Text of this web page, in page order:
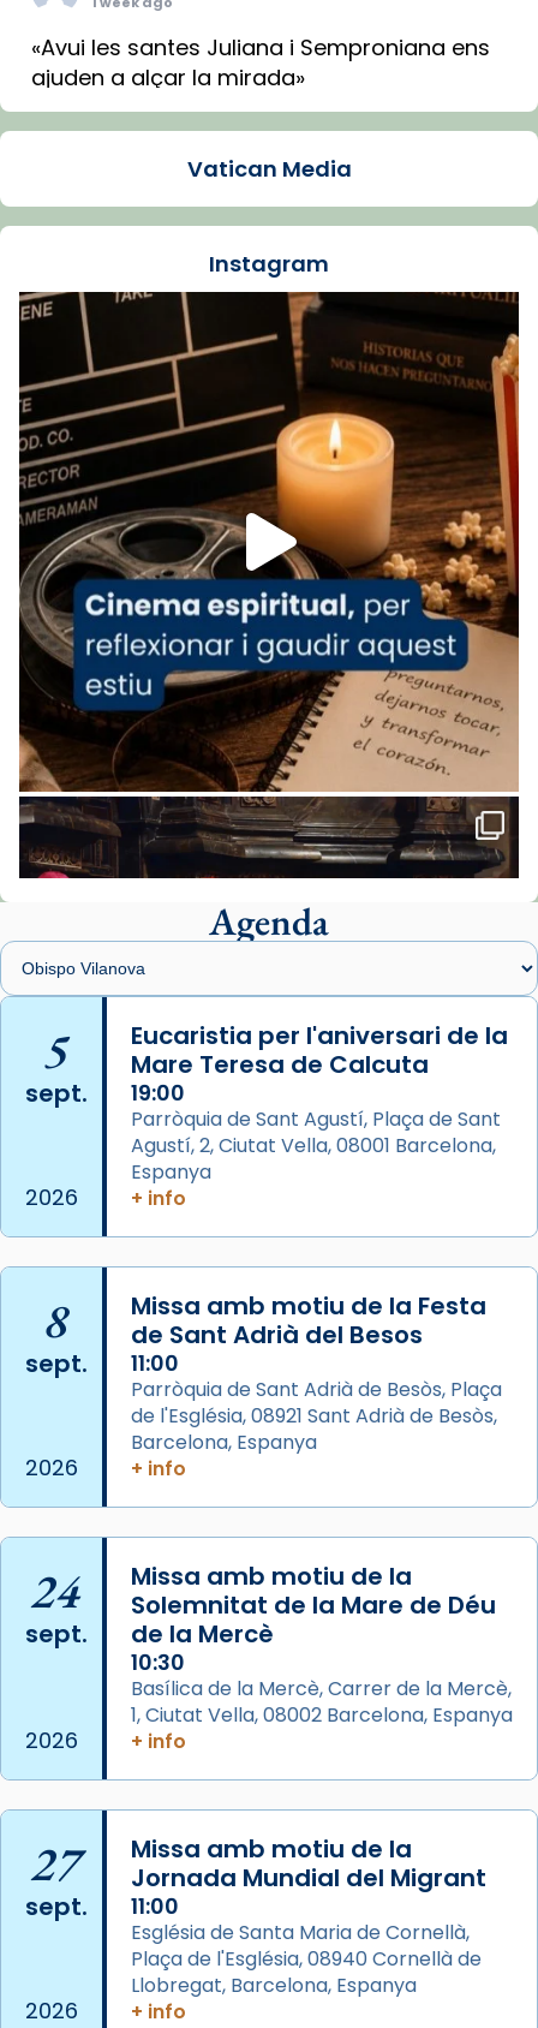
«Avui les santes Juliana i Semproniana ens
ajuden a alçar la mirada»
Mons. Sergi Gordo, bisbe de Tortosa, ha
Santes de Mataró.
🔗tinyurl.com/cvu5jmbk
Foto
View on Facebook Share
Arquebisbat de Barcelonais at Catedral
de Barcelona.
1 week ago
Aquest dilluns, 27 de juliol, ha tingut lloc la
missa d’acció de gràcies en agraïment al
comitè organitzador de la visita apostòlica
del Sant Pare Lleó XIV a Barcelona, i als
col·laboradors, a la Catedral de Barcelona.
L’arquebisbe de Barcelona, el cardenal Joan
Josep Omella, ha presidit la missa i l’ha
concelebrat el bisbe auxiliar de Barcelona,
Mons. David Abadías.
📸 Dr. G. Simón
Foto
View on Facebook Share
Arquebisbat de Barcelona
1 week ago
Memòria de les santes Juliana i
Semproniana, verges i màrtirs.
Acompanyant la història de sant Cugat, a
partir de l’Edat Mitjana sorgeix la tradició
que les santes Juliana (“relatiu a Júlia”) i
Semproniana (“relatiu a Semprònia =
eterna”) són deixebles seves. I l’any 1667, el
frare Joan Gaspar Roig, afirma en una obra
que les santes són filles de l’antiga Iluro.
Mataró en reivindicarà les relíq
Ver más
View on Facebook Share
Arquebisbat de Barcelona
2 weeks ago
Jaume, fill de Zebedeu, és juntament amb el
seu germà Joan i Pere un dels que
acompanyava més de prop Jesús.
Segons el llibre dels Fets (12,2) fou el primer
apòstol màrtir, decapitat a Jerusalem per
Herodes Agripa (vers l'any 44).
Patró de Galícia, després de les invasions
musulmanes fou venerat com a patró dels
Regnes castellans i més tard de tota
Espanya.
El seu sepulcre a Compostela fou un g
...Ver más
Foto
View on Facebook · Share
Vatican Media
Instagram
Agenda
5
sept.
2026
Eucaristia per l'aniversari de la
Mare Teresa de Calcuta
19:00
Parròquia de Sant Agustí, Plaça de Sant
Agustí, 2, Ciutat Vella, 08001 Barcelona,
Espanya
+ info
8
sept.
2026
Missa amb motiu de la Festa
de Sant Adrià del Besos
11:00
Parròquia de Sant Adrià de Besòs, Plaça
de l'Església, 08921 Sant Adrià de Besòs,
Barcelona, Espanya
+ info
24
sept.
2026
Missa amb motiu de la
Solemnitat de la Mare de Déu
de la Mercè
10:30
Basílica de la Mercè, Carrer de la Mercè,
1, Ciutat Vella, 08002 Barcelona, Espanya
+ info
27
sept.
2026
Missa amb motiu de la
Jornada Mundial del Migrant
11:00
Església de Santa Maria de Cornellà,
Plaça de l'Església, 08940 Cornellà de
Llobregat, Barcelona, Espanya
+ info